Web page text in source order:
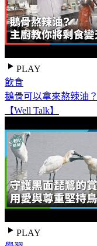
PLAY
飲食
鵝骨可以拿來熬辣油
【Well Talk】
PLAY